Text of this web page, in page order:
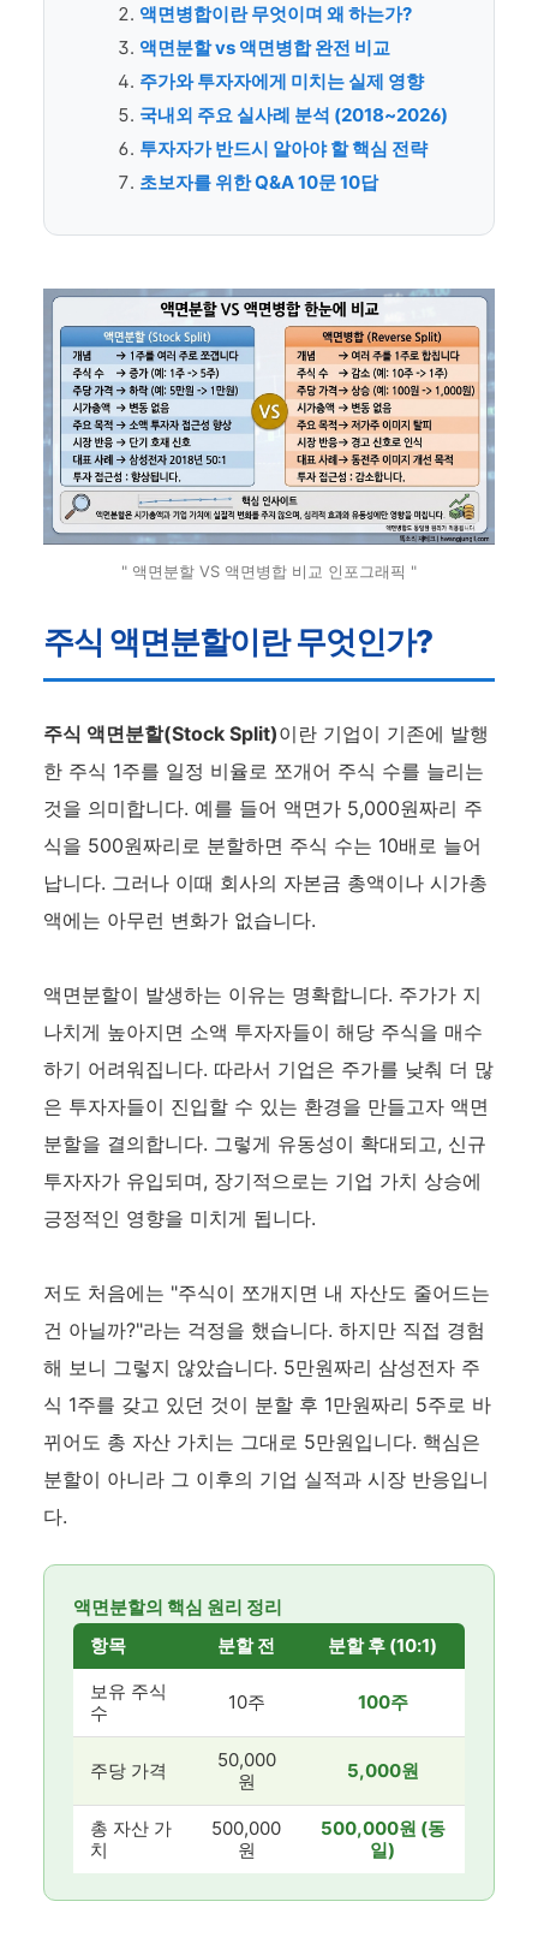
액면병합이란 무엇이며 왜 하는가?
액면분할 vs 액면병합 완전 비교
주가와 투자자에게 미치는 실제 영향
국내외 주요 실사례 분석 (2018~2026)
투자자가 반드시 알아야 할 핵심 전략
초보자를 위한 Q&A 10문 10답
" 액면분할 VS 액면병합 비교 인포그래픽 "
주식 액면분할이란 무엇인가?
주식 액면분할(Stock Split)이란 기업이 기존에 발행
한 주식 1주를 일정 비율로 쪼개어 주식 수를 늘리는
것을 의미합니다. 예를 들어 액면가 5,000원짜리 주
식을 500원짜리로 분할하면 주식 수는 10배로 늘어
납니다. 그러나 이때 회사의 자본금 총액이나 시가총
액에는 아무런 변화가 없습니다.
액면분할이 발생하는 이유는 명확합니다. 주가가 지
나치게 높아지면 소액 투자자들이 해당 주식을 매수
하기 어려워집니다. 따라서 기업은 주가를 낮춰 더 많
은 투자자들이 진입할 수 있는 환경을 만들고자 액면
분할을 결의합니다. 그렇게 유동성이 확대되고, 신규
투자자가 유입되며, 장기적으로는 기업 가치 상승에
긍정적인 영향을 미치게 됩니다.
저도 처음에는 "주식이 쪼개지면 내 자산도 줄어드는
건 아닐까?"라는 걱정을 했습니다. 하지만 직접 경험
해 보니 그렇지 않았습니다. 5만원짜리 삼성전자 주
식 1주를 갖고 있던 것이 분할 후 1만원짜리 5주로 바
뀌어도 총 자산 가치는 그대로 5만원입니다. 핵심은
분할이 아니라 그 이후의 기업 실적과 시장 반응입니
다.
액면분할의 핵심 원리 정리
항목
분할 전
분할 후 (10:1)
보유 주식
수
10주 100주
주당 가격
50,000
원
5,000원
총 자산 가
치
500,000
원
500,000원 (동
일)